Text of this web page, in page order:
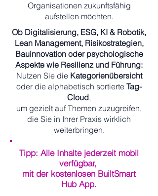
Organisationen zukunftsfähig
aufstellen möchten.
Ob Digitalisierung, ESG, KI & Robotik,
Lean Management, Risikostrategien,
Bauinnovation oder psychologische
Aspekte wie Resilienz und Führung:
Nutzen Sie die Kategorienübersicht
oder die alphabetisch sortierte Tag-
Cloud,
um gezielt auf Themen zuzugreifen,
die Sie in Ihrer Praxis wirklich
weiterbringen.
Tipp: Alle Inhalte jederzeit mobil
verfügbar,
mit der kostenlosen BuiltSmart
Hub App.